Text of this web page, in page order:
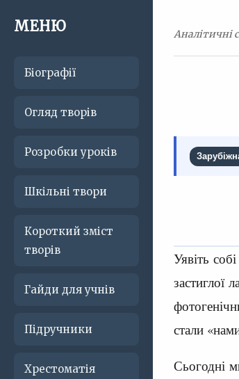
МЕНЮ
Біографії
Огляд творів
Розробки уроків
Шкільні твори
Короткий зміст
творів
Гайди для учнів
Підручники
Хрестоматія
Аналітичні
Уявіть
застиглої
стали
Сьогодні